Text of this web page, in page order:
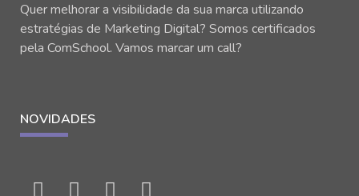
Quer melhorar a visibilidade da sua marca utilizando
estratégias de Marketing Digital? Somos certificados
pela ComSchool. Vamos marcar um call?
NOVIDADES